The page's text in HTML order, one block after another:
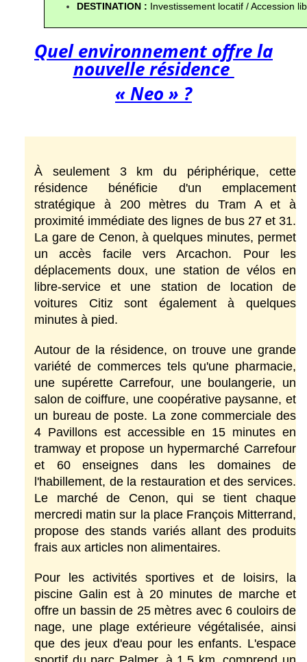
DESTINATION : Investissement locatif / Accession
Quel environnement offre la
nouvelle résidence
« Neo » ?
À seulement 3 km du périphérique, cette
résidence bénéficie d'un emplacement
stratégique à 200 mètres du Tram A et à
proximité immédiate des lignes de bus 27 et 31.
La gare de Cenon, à quelques minutes, permet
un accès facile vers Arcachon. Pour les
déplacements doux, une station de vélos en
libre-service et une station de location de
voitures Citiz sont également à quelques
minutes à pied.
Autour de la résidence, on trouve une grande
variété de commerces tels qu'une pharmacie,
une supérette Carrefour, une boulangerie, un
salon de coiffure, une coopérative paysanne, et
un bureau de poste. La zone commerciale des
4 Pavillons est accessible en 15 minutes en
tramway et propose un hypermarché Carrefour
et 60 enseignes dans les domaines de
l'habillement, de la restauration et des services.
Le marché de Cenon, qui se tient chaque
mercredi matin sur la place François Mitterrand,
propose des stands variés allant des produits
frais aux articles non alimentaires.
Pour les activités sportives et de loisirs, la
piscine Galin est à 20 minutes de marche et
offre un bassin de 25 mètres avec 6 couloirs de
nage, une plage extérieure végétalisée, ainsi
que des jeux d'eau pour les enfants. L'espace